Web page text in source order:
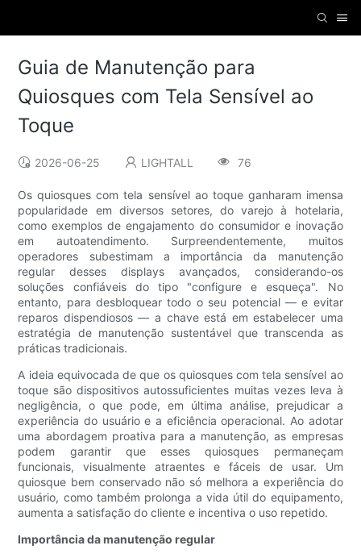
Guia de Manutenção para
Quiosques com Tela Sensível ao
Toque
2026-06-25 LIGHTALL 76
Os quiosques com tela sensível ao toque ganharam imensa
popularidade em diversos setores, do varejo à hotelaria,
como exemplos de engajamento do consumidor e inovação
em autoatendimento. Surpreendentemente, muitos
operadores subestimam a importância da manutenção
regular desses displays avançados, considerando-os
soluções confiáveis ​​do tipo "configure e esqueça". No
entanto, para desbloquear todo o seu potencial — e evitar
reparos dispendiosos — a chave está em estabelecer uma
estratégia de manutenção sustentável que transcenda as
práticas tradicionais.
A ideia equivocada de que os quiosques com tela sensível ao
toque são dispositivos autossuficientes muitas vezes leva à
negligência, o que pode, em última análise, prejudicar a
experiência do usuário e a eficiência operacional. Ao adotar
uma abordagem proativa para a manutenção, as empresas
podem garantir que esses quiosques permaneçam
funcionais, visualmente atraentes e fáceis de usar. Um
quiosque bem conservado não só melhora a experiência do
usuário, como também prolonga a vida útil do equipamento,
aumenta a satisfação do cliente e incentiva o uso repetido.
Importância da manutenção regular